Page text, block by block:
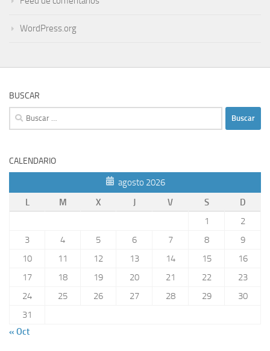
WordPress.org
BUSCAR
Buscar:
CALENDARIO
agosto 2026
L
M X J V S
D
1
2
3
4 5 6 7 8
9
10
11 12 13 14 15
16
17
18 19 20 21 22
23
24
25 26 27 28 29
30
31
« Oct